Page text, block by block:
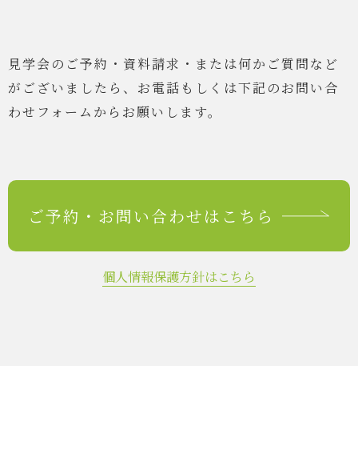
見学会のご予約・資料請求・または何かご質問など
がございましたら、 お電話もしくは下記のお問い合
わせフォームからお願いします。
ご予約・ お問い合わせはこちら
個人情報保護方針はこちら